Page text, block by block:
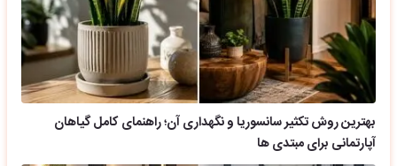
بهترین روش تکثیر سانسوریا و نگهداری آن؛ راهنمای کامل گیاهان
آپارتمانی برای مبتدی ها